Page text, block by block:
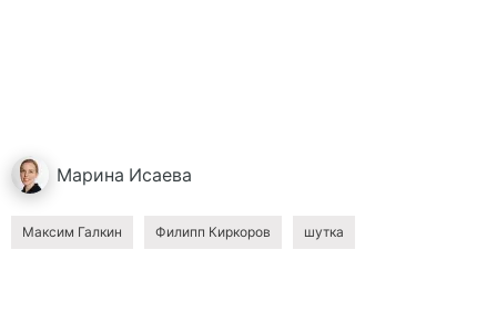
Марина Исаева
Максим Галкин Филипп Киркоров шутка